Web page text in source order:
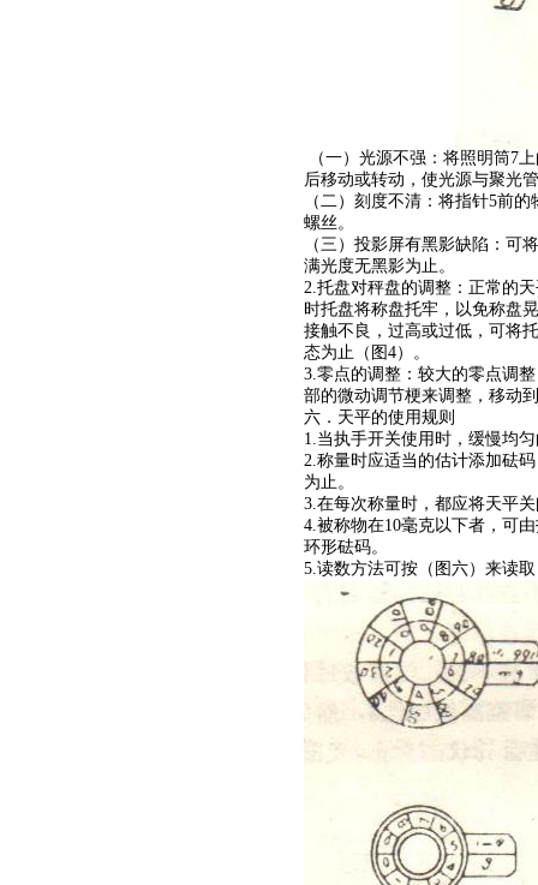
（一）光源不强：将照明筒7
后移动或转动，使光源与聚光
（二）刻度不清：将指针5前
螺丝。
（三）投影屏有黑影缺陷：可
满光度无黑影为止。
2.托盘对秤盘的调整：正常的
时托盘将称盘托牢，以免称盘
接触不良，过高或过低，可将
态为止（图4）。
3.零点的调整：较大的零点调
部的微动调节梗来调整，移动
六．天平的使用规则
1.当执手开关使用时，缓慢均
2.称量时应适当的估计添加砝
为止。
3.在每次称量时，都应将天平
4.被称物在10毫克以下者，可
环形砝码。
5.读数方法可按（图六）来读取